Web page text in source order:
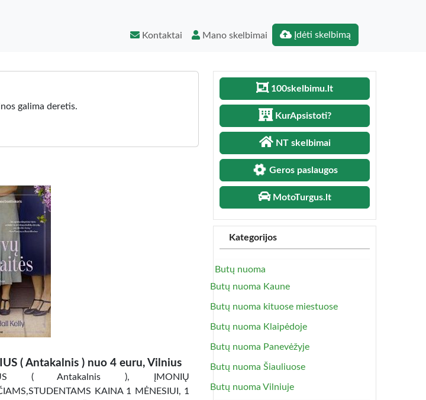
Kontaktai Mano skelbimai Įdėti skelbimą
galima deretis.
( Antakalnis ) nuo 4 euru, Vilnius
( Antakalnis ), ĮMONIŲ
KAINA 1 MĖNESIUI, 1
100skelbimu.lt
KurApsistoti?
NT skelbimai
Geros paslaugos
MotoTurgus.lt
Kategorijos
Butų nuoma
Butų nuoma Kaune
Butų nuoma kituose miestuose
Butų nuoma Klaipėdoje
Butų nuoma Panevėžyje
Butų nuoma Šiauliuose
Butų nuoma Vilniuje